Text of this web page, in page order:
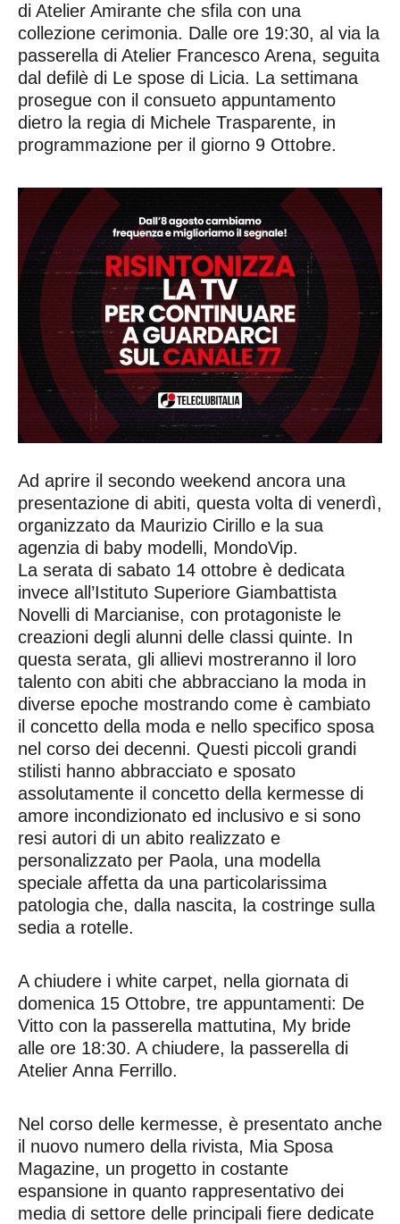
di Atelier Amirante che sfila con una
collezione cerimonia. Dalle ore 19:30, al via la
passerella di Atelier Francesco Arena, seguita
dal defilè di Le spose di Licia. La settimana
prosegue con il consueto appuntamento
dietro la regia di Michele Trasparente, in
programmazione per il giorno 9 Ottobre.
Ad aprire il secondo weekend ancora una
presentazione di abiti, questa volta di venerdì,
organizzato da Maurizio Cirillo e la sua
agenzia di baby modelli, MondoVip.
La serata di sabato 14 ottobre è dedicata
invece all’Istituto Superiore Giambattista
Novelli di Marcianise, con protagoniste le
creazioni degli alunni delle classi quinte. In
questa serata, gli allievi mostreranno il loro
talento con abiti che abbracciano la moda in
diverse epoche mostrando come è cambiato
il concetto della moda e nello specifico sposa
nel corso dei decenni. Questi piccoli grandi
stilisti hanno abbracciato e sposato
assolutamente il concetto della kermesse di
amore incondizionato ed inclusivo e si sono
resi autori di un abito realizzato e
personalizzato per Paola, una modella
speciale affetta da una particolarissima
patologia che, dalla nascita, la costringe sulla
sedia a rotelle.
A chiudere i white carpet, nella giornata di
domenica 15 Ottobre, tre appuntamenti: De
Vitto con la passerella mattutina, My bride
alle ore 18:30. A chiudere, la passerella di
Atelier Anna Ferrillo.
Nel corso delle kermesse, è presentato anche
il nuovo numero della rivista, Mia Sposa
Magazine, un progetto in costante
espansione in quanto rappresentativo dei
media di settore delle principali fiere dedicate